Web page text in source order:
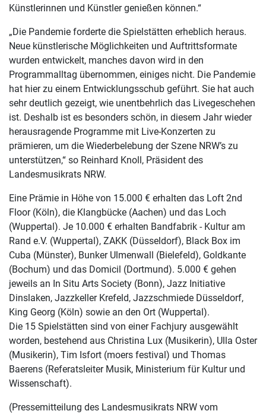
Künstlerinnen und Künstler genießen können.“
„Die Pandemie forderte die Spielstätten erheblich heraus.
Neue künstlerische Möglichkeiten und Auftrittsformate
wurden entwickelt, manches davon wird in den
Programmalltag übernommen, einiges nicht. Die Pandemie
hat hier zu einem Entwicklungsschub geführt. Sie hat auch
sehr deutlich gezeigt, wie unentbehrlich das Livegeschehen
ist. Deshalb ist es besonders schön, in diesem Jahr wieder
herausragende Programme mit Live-Konzerten zu
prämieren, um die Wiederbelebung der Szene NRW’s zu
unterstützen,“ so Reinhard Knoll, Präsident des
Landesmusikrats NRW.
Eine Prämie in Höhe von 15.000 € erhalten das Loft 2nd
Floor (Köln), die Klangbücke (Aachen) und das Loch
(Wuppertal). Je 10.000 € erhalten Bandfabrik - Kultur am
Rand e.V. (Wuppertal), ZAKK (Düsseldorf), Black Box im
Cuba (Münster), Bunker Ulmenwall (Bielefeld), Goldkante
(Bochum) und das Domicil (Dortmund). 5.000 € gehen
jeweils an In Situ Arts Society (Bonn), Jazz Initiative
Dinslaken, Jazzkeller Krefeld, Jazzschmiede Düsseldorf,
King Georg (Köln) sowie an den Ort (Wuppertal).
Die 15 Spielstätten sind von einer Fachjury ausgewählt
worden, bestehend aus Christina Lux (Musikerin), Ulla Oster
(Musikerin), Tim Isfort (moers festival) und Thomas
Baerens (Referatsleiter Musik, Ministerium für Kultur und
Wissenschaft).
(Pressemitteilung des Landesmusikrats NRW vom